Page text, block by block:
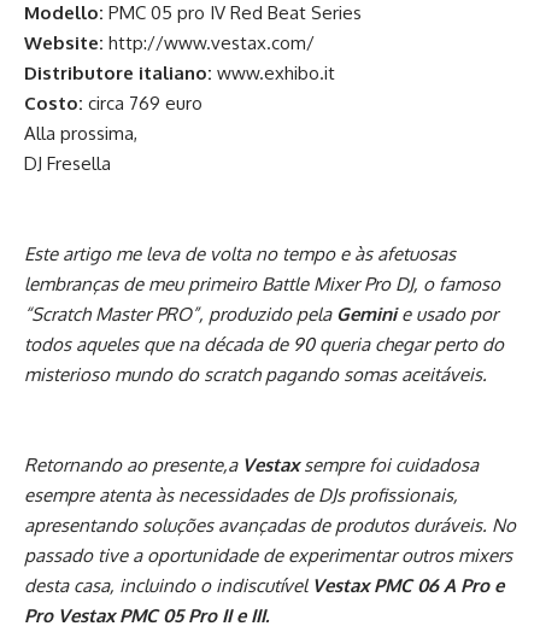
Modello: PMC 05 pro IV Red Beat Series
Website: http://www.vestax.com/
Distributore italiano: www.exhibo.it
Costo: circa 769 euro
Alla prossima,
DJ Fresella
Esteartigo me leva de volta no tempo e às afetuosas
lembranças de meu primeiro Battle Mixer Pro DJ, o famoso
“Scratch Master PRO”, produzido pela Geminie usado por
todos aqueles que na década de 90 queria chegar perto do
misterioso mundo do scratch pagando somas aceitáveis.
Retornando ao presente,a Vestaxsempre foi cuidadosa
esempre atenta às necessidades de DJs profissionais,
apresentando soluções avançadas de produtos duráveis. No
passado tive a oportunidade de experimentar outros mixers
desta casa, incluindo o indiscutível VestaxPMC 06 A Pro e
Pro Vestax PMC 05 Pro II e III.